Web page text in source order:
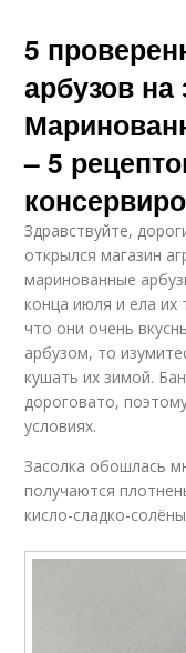
5
арбузов на
– 5
Здравствуйте,
открылся магазин
маринованные
конца июля и ела их
что они очень
арбузом, то
кушать их зимой.
дороговато,
условиях.
Засолка обошлась
получаются
кисло-сладко-